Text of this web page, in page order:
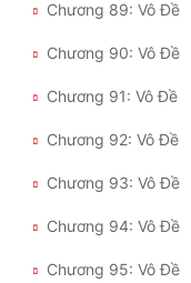
Chương 89: Vô Đề
Chương 90: Vô Đề
Chương 91: Vô Đề
Chương 92: Vô Đề
Chương 93: Vô Đề
Chương 94: Vô Đề
Chương 95: Vô Đề